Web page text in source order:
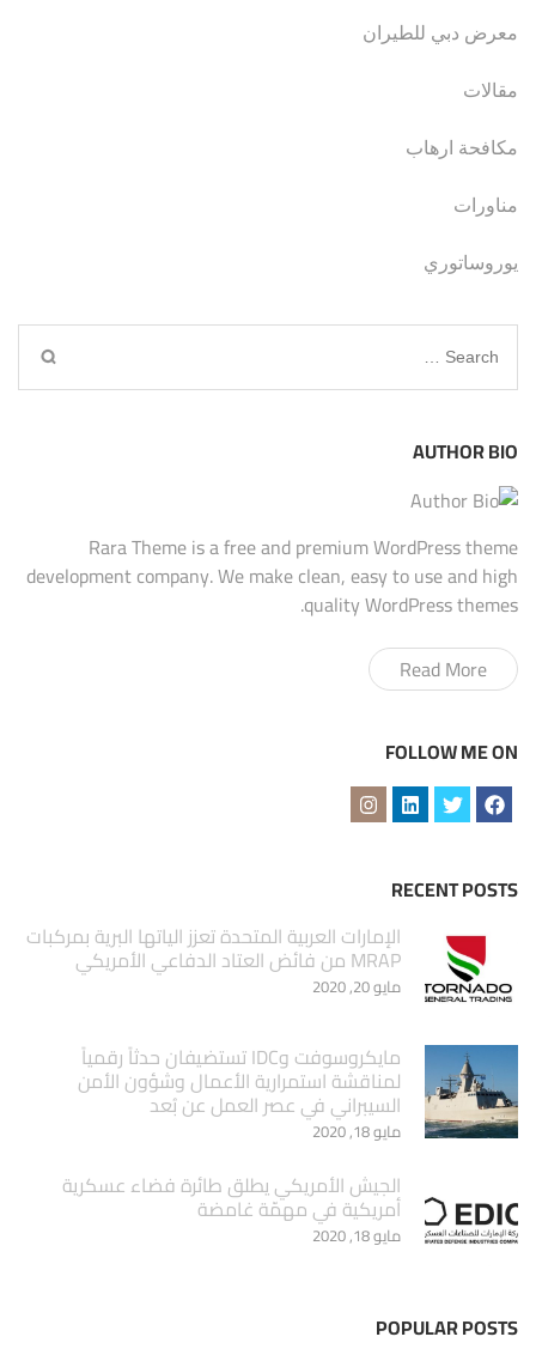
معرض دبي للطيران
مقالات
مكافحة ارهاب
مناورات
يوروساتوري
Search
for:
AUTHOR BIO
Rara Theme is a free and premium WordPress theme
development company. We make clean, easy to use and high
quality WordPress themes.
Read More
FOLLOW ME ON
RECENT POSTS
الإمارات العربية المتحدة تعزز الياتها البرية بمركبات
MRAP من فائض العتاد الدفاعي الأمريكي
مايو 20, 2020
مايكروسوفت وIDC تستضيفان حدثاً رقمياً
لمناقشة استمرارية الأعمال وشؤون الأمن
السيبراني في عصر العمل عن بُعد
مايو 18, 2020
الجيش الأمريكي يطلق طائرة فضاء عسكرية
أمريكية في مهمّة غامضة
مايو 18, 2020
POPULAR POSTS